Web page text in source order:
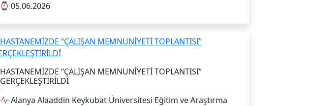
05.06.2026
HASTANEMİZDE “ÇALIŞAN MEMNUNİYETİ TOPLANTISI”
GERÇEKLEŞTİRİLDİ
Alanya Alaaddin Keykubat Üniversitesi Eğitim ve Araştırma